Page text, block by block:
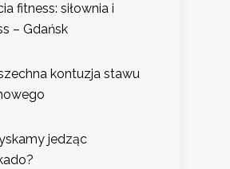
fitness: siłownia i
– Gdańsk
kontuzja stawu
jedząc